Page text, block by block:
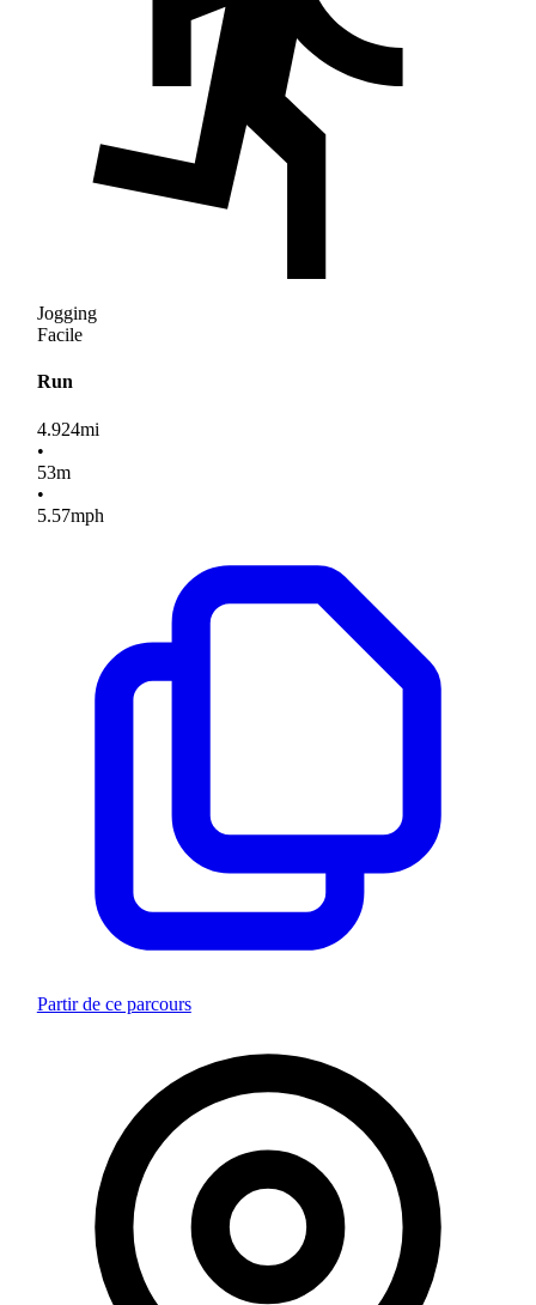
Jogging
Facile
Run
4.924mi
•
53m
•
5.57mph
Partir de ce parcours